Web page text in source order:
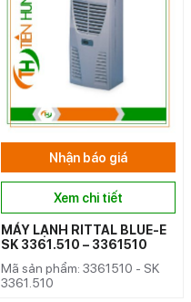
Nhận báo giá
Xem chi tiết
MÁY LẠNH RITTAL BLUE-E
SK 3361.510 – 3361510
Mã sản phẩm: 3361510 - SK
3361.510